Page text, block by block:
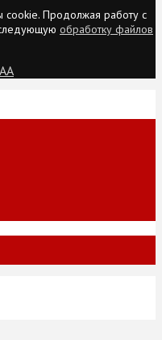
cookie. Продолжая работу с
обработку файлов
AA